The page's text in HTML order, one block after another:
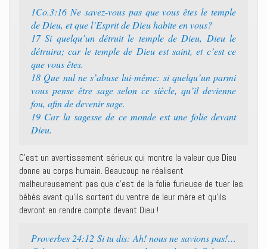
1Co.3:16 Ne savez-vous pas que vous êtes le temple
de Dieu, et que l’Esprit de Dieu habite en vous?
17 Si quelqu’un détruit le temple de Dieu, Dieu le
détruira; car le temple de Dieu est saint, et c’est ce
que vous êtes.
18 Que nul ne s’abuse lui-même: si quelqu’un parmi
vous pense être sage selon ce siècle, qu’il devienne
fou, afin de devenir sage.
19 Car la sagesse de ce monde est une folie devant
Dieu.
C’est un avertissement sérieux qui montre la valeur que Dieu
donne au corps humain. Beaucoup ne réalisent
malheureusement pas que c’est de la folie furieuse de tuer les
bébés avant qu’ils sortent du ventre de leur mère et qu’ils
devront en rendre compte devant Dieu !
Proverbes 24:12 Si tu dis: Ah! nous ne savions pas!…